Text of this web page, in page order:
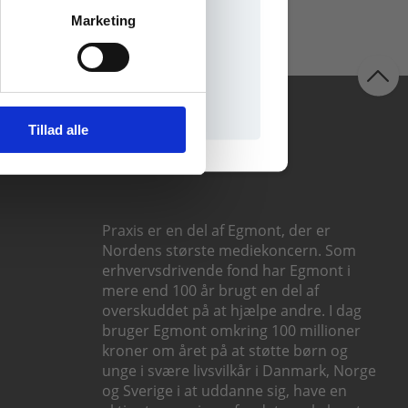
Marketing
Tillad alle
Praxis er en del af Egmont, der er
Nordens største mediekoncern. Som
erhvervsdrivende fond har Egmont i
mere end 100 år brugt en del af
overskuddet på at hjælpe andre. I dag
bruger Egmont omkring 100 millioner
kroner om året på at støtte børn og
unge i svære livsvilkår i Danmark, Norge
og Sverige i at uddanne sig, have en